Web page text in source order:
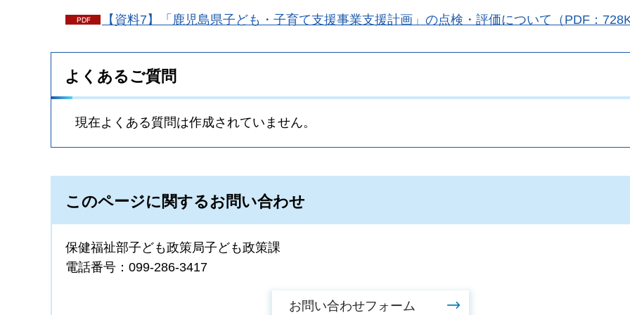
【資料7】「鹿児島県子ども・子育て支援事業支援計画」の点検・評価について（PDF：
よくあるご質問
現在よくある質問は作成されていません。
このページに関するお問い合わせ
保健福祉部子ども政策局子ども政策課
電話番号：099-286-3417